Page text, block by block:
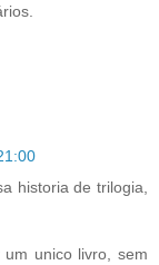
historia de trilogia,
unico livro, sem